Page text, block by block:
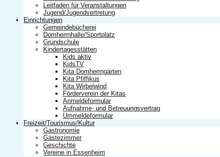
Leitfaden für Veranstaltungen
Jugend/Jugendvertretung
Einrichtungen
Gemeindebücherei
Domherrnhalle/Sportplatz
Grundschule
Kindertagesstätten
Kids aktiv
KidsTV
Kita Domherrngärten
Kita Pfiffikus
Kita Wirbelwind
Förderverein der Kitas
Anmeldeformular
Aufnahme- und Betreuungsvertrag
Ummeldeformular
Freizeit/Tourismus/Kultur
Gastronomie
Gästezimmer
Geschichte
Vereine in Essenheim